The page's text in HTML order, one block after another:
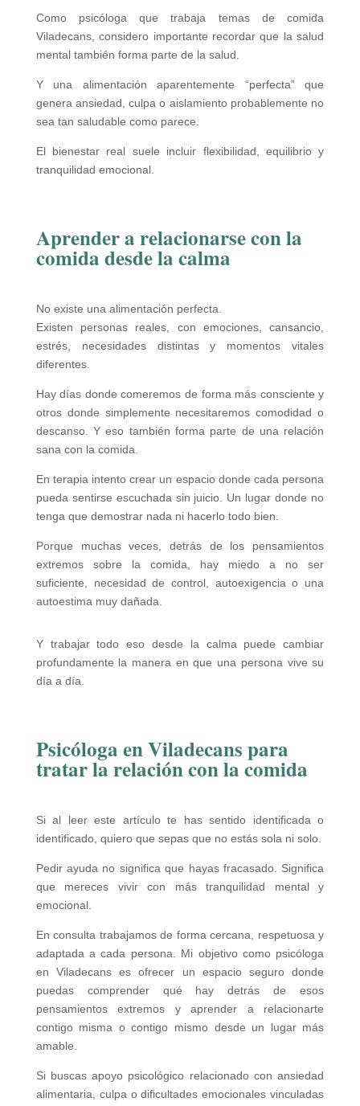
Como psicóloga que trabaja temas de comida
Viladecans, considero importante recordar que la salud
mental también forma parte de la salud.
Y una alimentación aparentemente “perfecta” que
genera ansiedad, culpa o aislamiento probablemente no
sea tan saludable como parece.
El bienestar real suele incluir flexibilidad, equilibrio y
tranquilidad emocional.
Aprender a relacionarse con la
comida desde la calma
No existe una alimentación perfecta.
Existen personas reales, con emociones, cansancio,
estrés, necesidades distintas y momentos vitales
diferentes.
Hay días donde comeremos de forma más consciente y
otros donde simplemente necesitaremos comodidad o
descanso. Y eso también forma parte de una relación
sana con la comida.
En terapia intento crear un espacio donde cada persona
pueda sentirse escuchada sin juicio. Un lugar donde no
tenga que demostrar nada ni hacerlo todo bien.
Porque muchas veces, detrás de los pensamientos
extremos sobre la comida, hay miedo a no ser
suficiente, necesidad de control, autoexigencia o una
autoestima muy dañada.
Y trabajar todo eso desde la calma puede cambiar
profundamente la manera en que una persona vive su
día a día.
Psicóloga en Viladecans para
tratar la relación con la comida
Si al leer este artículo te has sentido identificada o
identificado, quiero que sepas que no estás sola ni solo.
Pedir ayuda no significa que hayas fracasado. Significa
que mereces vivir con más tranquilidad mental y
emocional.
En consulta trabajamos de forma cercana, respetuosa y
adaptada a cada persona. Mi objetivo como psicóloga
en Viladecans es ofrecer un espacio seguro donde
puedas comprender qué hay detrás de esos
pensamientos extremos y aprender a relacionarte
contigo misma o contigo mismo desde un lugar más
amable.
Si buscas apoyo psicológico relacionado con ansiedad
alimentaria, culpa o dificultades emocionales vinculadas